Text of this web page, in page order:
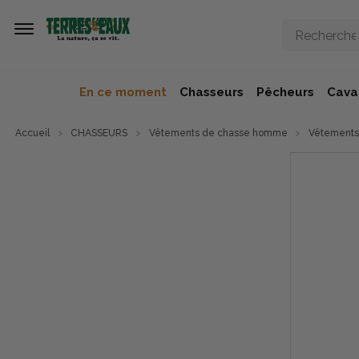
En ce moment Chasseurs Pêcheurs
Accueil CHASSEURS Vêtements de chasse homme